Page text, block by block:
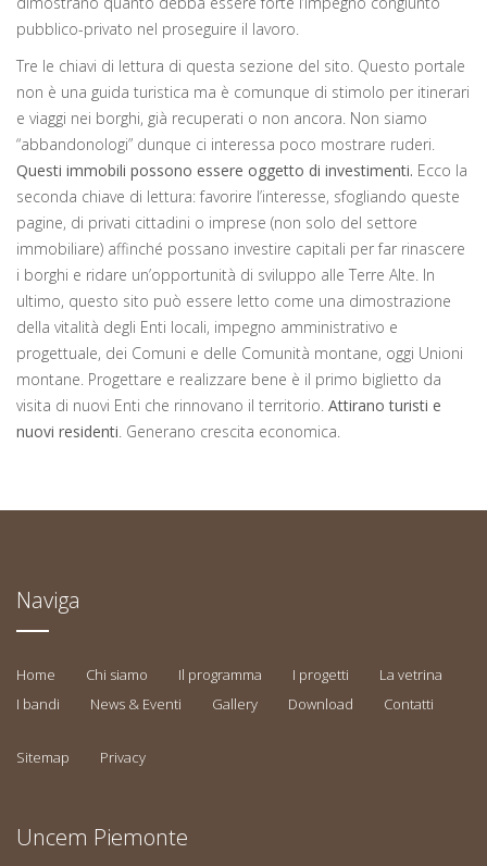
pubblico-privato nel proseguire il lavoro.
Tre le chiavi di lettura di questa sezione del sito. Questo portale
non è una guida turistica ma è comunque di stimolo per itinerari
e viaggi nei borghi, già recuperati o non ancora. Non siamo
“abbandonologi” dunque ci interessa poco mostrare ruderi.
Questi immobili possono essere oggetto di investimenti. Ecco la
seconda chiave di lettura: favorire l’interesse, sfogliando queste
pagine, di privati cittadini o imprese (non solo del settore
immobiliare) affinché possano investire capitali per far rinascere
i borghi e ridare un’opportunità di sviluppo alle Terre Alte. In
ultimo, questo sito può essere letto come una dimostrazione
della vitalità degli Enti locali, impegno amministrativo e
progettuale, dei Comuni e delle Comunità montane, oggi Unioni
montane. Progettare e realizzare bene è il primo biglietto da
visita di nuovi Enti che rinnovano il territorio. Attirano turisti e
nuovi residenti. Generano crescita economica.
Naviga
Home Chi siamo Il programma I progetti
La vetrina
I bandi
News & Eventi Gallery Download Contatti
Sitemap Privacy
Uncem Piemonte